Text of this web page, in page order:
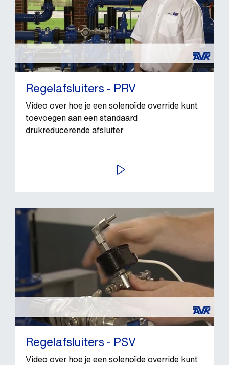
Regelafsluiters - PRV
Video over hoe je een solenoïde override kunt
toevoegen aan een standaard
drukreducerende afsluiter
BEKIJK VIDEO
Regelafsluiters - PSV
Video over hoe je een solenoïde override kunt